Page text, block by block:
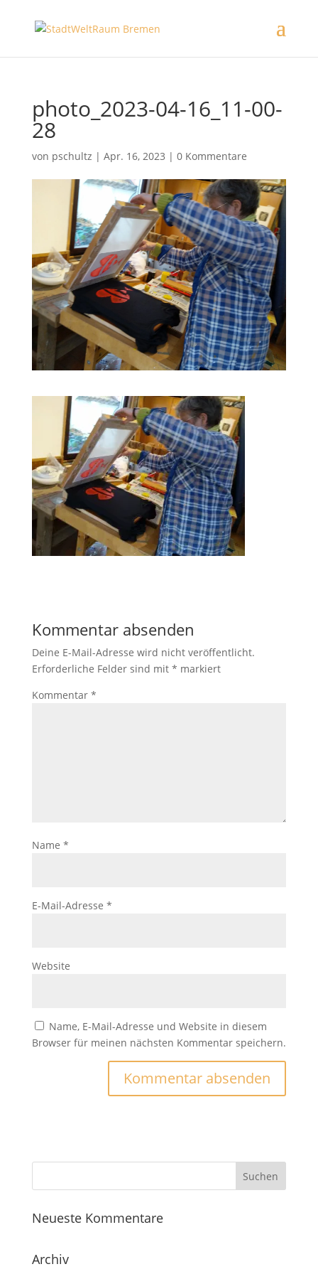
photo_2023-04-16_11-00-
28
von pschultz | Apr. 16, 2023 | 0 Kommentare
Kommentar absenden
Deine E-Mail-Adresse wird nicht veröffentlicht.
Erforderliche Felder sind mit * markiert
Kommentar *
Name *
E-Mail-Adresse *
Website
Name, E-Mail-Adresse und Website in diesem
Browser für meinen nächsten Kommentar speichern.
Neueste Kommentare
Archiv